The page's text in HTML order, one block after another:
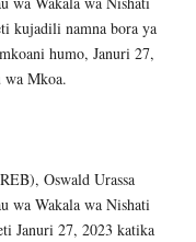
namna bora ya
humo, Januri 27,
Mkoa.
Oswald Urassa
wa Wakala wa Nishati
Januri 27, 2023 katika